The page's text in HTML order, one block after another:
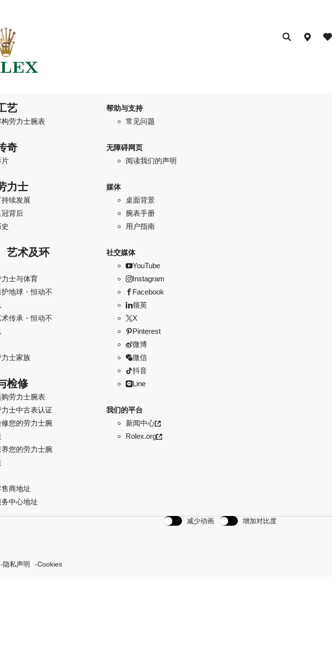
艺
构劳力士腕表
奇
片
力士
持续发展
冠背后
史
艺术及环
力士与体育
护地球・恒动不
术传承・恒动不
力士家族
检修
购劳力士腕表
力士中古表认证
修您的劳力士腕
养您的劳力士腕
售商地址
务中心地址
帮助与支持
常见问题
无障碍网页
阅读我们的声明
媒体
桌面背景
腕表手册
用户指南
社交媒体
YouTube
Instagram
Facebook
领英
X
Pinterest
微博
微信
抖音
Line
我们的平台
新闻中心
Rolex.org
减少动画 增加对比度
隐私声明 Cookies